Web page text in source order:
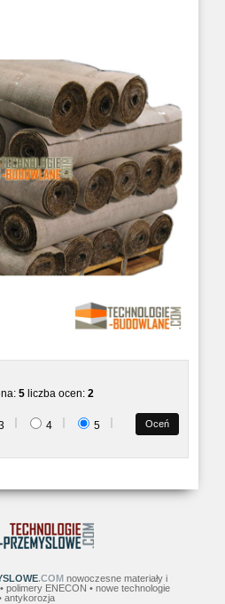
5 liczba ocen: 2
4 5
.COMnowoczesne materiały i
polimery ENECON • nowe technologie
antykorozja